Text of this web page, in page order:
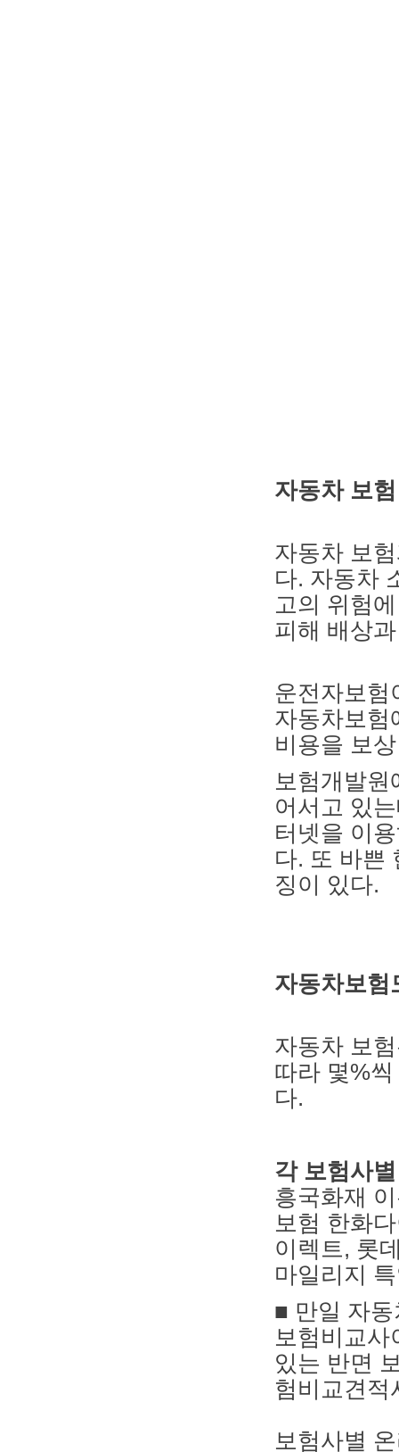
자동차 보
자동차 보
다. 자동차
고의 위험
피해 배상
운전자보험
자동차보험
비용을 보
보험개발
어서고 있
터넷을 이
다. 또 바쁜
징이 있다.
자동차보험
자동차 보
따라 몇%
다.
각 보험사
흥국화재
보험 한화
이렉트, 롯
마일리지
■ 만일 자
보험비교
있는 반면
험비교견적
보험사별